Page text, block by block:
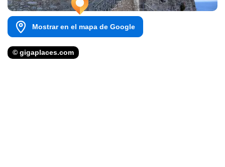
Mostrar en el mapa de Google
© gigaplaces.com